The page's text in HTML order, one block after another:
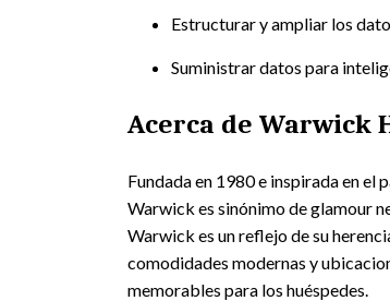
Estructurar y ampliar los
Suministrar datos para
Acerca de Warwick
Fundada en 1980 e inspirada en
Warwick es sinónimo de glamour
Warwick es un reflejo de su
comodidades modernas y
memorables para los huéspedes.